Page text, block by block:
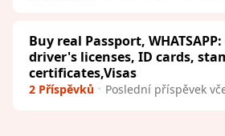
Buy real Passport, WHATSAPP:
driver's licenses, ID cards,
certificates,Visas
2 Příspěvků Poslední příspěvek